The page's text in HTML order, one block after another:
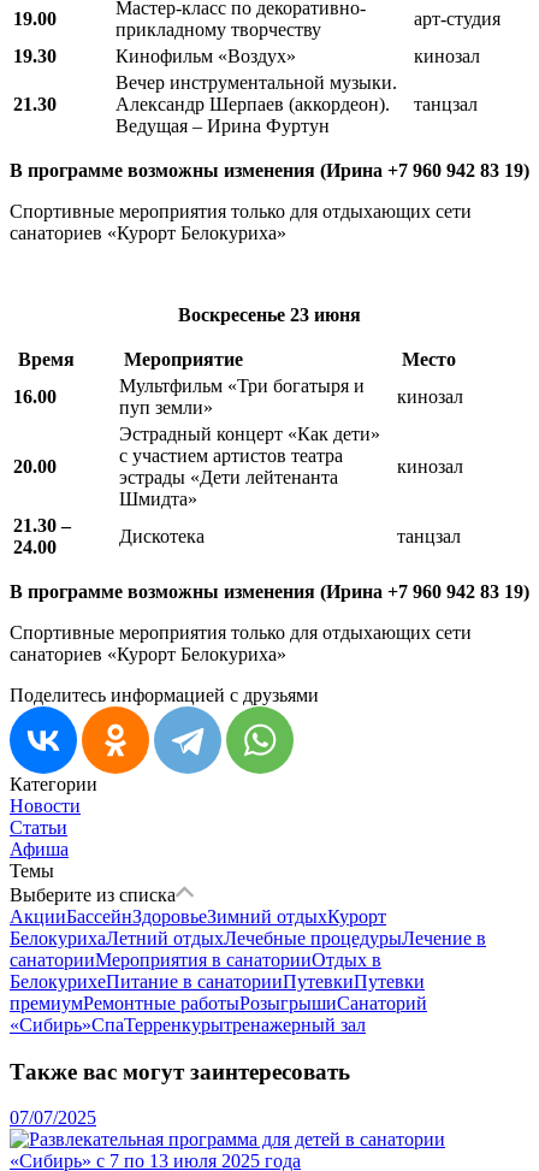
19.00
Мастер-класс по декоративно-
прикладному творчеству
арт-студия
19.30
Кинофильм «Воздух» кинозал
21.30
Вечер инструментальной музыки.
Александр Шерпаев (аккордеон).
Ведущая – Ирина Фуртун
танцзал
В программе возможны изменения (Ирина +7 960 942 83 19)
Спортивные мероприятия только для отдыхающих сети
санаториев «Курорт Белокуриха»
Воскресенье 23 июня
Время Мероприятие
Место
16.00
Мультфильм «Три богатыря и
пуп земли»
кинозал
20.00
Эстрадный концерт «Как дети»
с участием артистов театра
эстрады «Дети лейтенанта
Шмидта»
кинозал
21.30 –
24.00
Дискотека танцзал
В программе возможны изменения (Ирина +7 960 942 83 19)
Спортивные мероприятия только для отдыхающих сети
санаториев «Курорт Белокуриха»
Поделитесь информацией с друзьями
Категории
Новости
Статьи
Афиша
Темы
Выберите из списка
АкцииБассейнЗдоровьеЗимний отдыхКурорт
БелокурихаЛетний отдыхЛечебные процедурыЛечение в
санаторииМероприятия в санаторииОтдых в
БелокурихеПитание в санаторииПутевкиПутевки
премиумРемонтные работыРозыгрышиСанаторий
«Сибирь»СпаТерренкурытренажерный зал
Также вас могут заинтересовать
07/07/2025